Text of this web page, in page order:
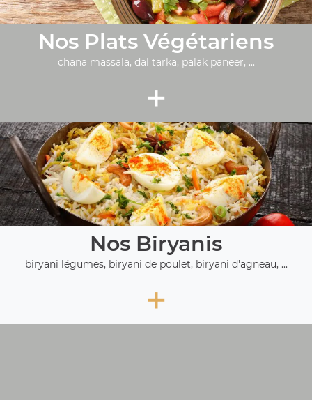
Nos Plats Végétariens
chana massala, dal tarka, palak paneer, ...
+
Nos Biryanis
biryani légumes, biryani de poulet, biryani d'agneau, ...
+